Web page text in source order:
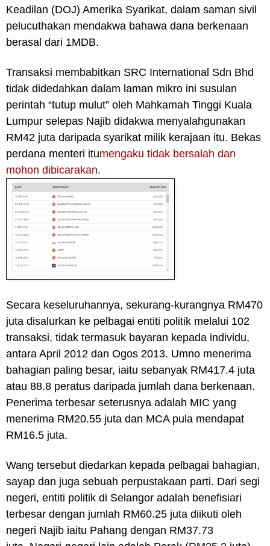
Keadilan (DOJ) Amerika Syarikat, dalam saman sivil
pelucuthakan mendakwa bahawa dana berkenaan
berasal dari 1MDB.
Transaksi membabitkan SRC International Sdn Bhd
tidak didedahkan dalam laman mikro ini susulan
perintah “tutup mulut” oleh Mahkamah Tinggi Kuala
Lumpur selepas Najib didakwa menyalahgunakan
RM42 juta daripada syarikat milik kerajaan itu. Bekas
perdana menteri itumengaku tidak bersalah dan
mohon dibicarakan.
Secara keseluruhannya, sekurang-kurangnya RM470
juta disalurkan ke pelbagai entiti politik melalui 102
transaksi, tidak termasuk bayaran kepada individu,
antara April 2012 dan Ogos 2013. Umno menerima
bahagian paling besar, iaitu sebanyak RM417.4 juta
atau 88.8 peratus daripada jumlah dana berkenaan.
Penerima terbesar seterusnya adalah MIC yang
menerima RM20.55 juta dan MCA pula mendapat
RM16.5 juta.
Wang tersebut diedarkan kepada pelbagai bahagian,
sayap dan juga sebuah perpustakaan parti. Dari segi
negeri, entiti politik di Selangor adalah benefisiari
terbesar dengan jumlah RM60.25 juta diikuti oleh
negeri Najib iaitu Pahang dengan RM37.73